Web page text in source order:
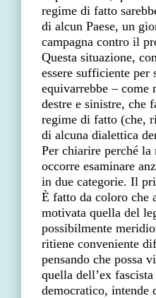
regime di fatto
di alcun Paese, un
campagna contro il
Questa situazione,
essere sufficiente
equivarrebbe –
destre e sinistre, che
regime di fatto (che,
di alcuna dialettica
Per chiarire perché
occorre esaminare
in due categorie. Il
È fatto da coloro che
motivata quella del
possibilmente
ritiene conveniente
pensando che possa
quella dell’ex
democratico, intende